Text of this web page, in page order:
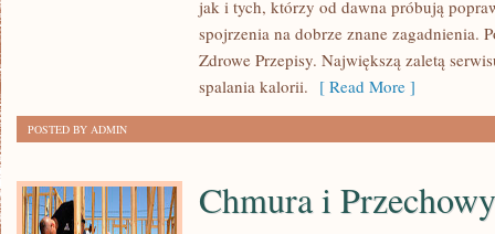
jak i tych, którzy od dawna próbują
spojrzenia na dobrze znane zagadnienia.
Zdrowe Przepisy. Największą zaletą
spalania kalorii. [ Read More ]
POSTED BY ADMIN
Chmura i